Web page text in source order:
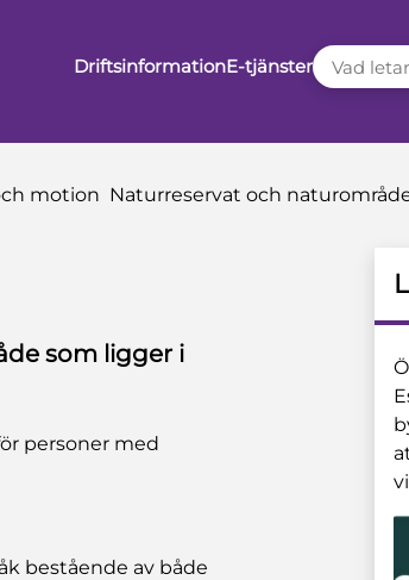
DriftsinformationE-tjänster
VAD LETAR
motion Naturreservat och
som ligger i
personer med
bestående av både